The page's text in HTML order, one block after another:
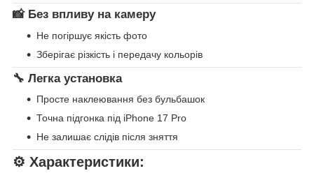
📸 Без впливу на камеру
Не погіршує якість фото
Зберігає різкість і передачу кольорів
🔧 Легка установка
Просте наклеювання без бульбашок
Точна підгонка під iPhone 17 Pro
Не залишає слідів після зняття
⚙️ Характеристики: